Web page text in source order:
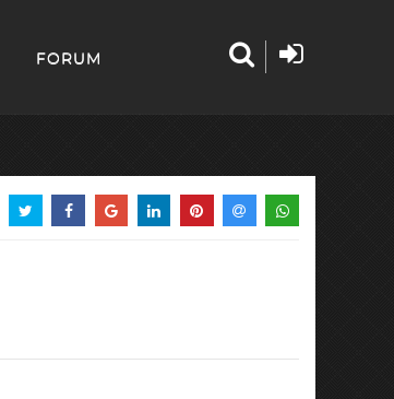
FORUM